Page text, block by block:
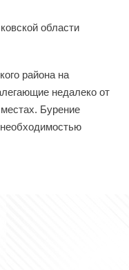
области
района на
недалеко от
Бурение